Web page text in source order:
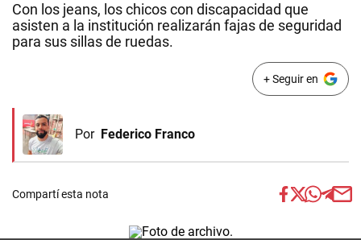
Con los jeans, los chicos con discapacidad que
asisten a la institución realizarán fajas de seguridad
para sus sillas de ruedas.
+ Seguir en
Por Federico Franco
Compartí esta nota